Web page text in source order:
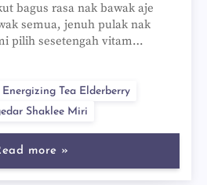
bagus rasa nak bawak aje
semua, jenuh pulak nak
pilih sesetengah vitam…
Energizing Tea Elderberry
Shaklee Miri
more »